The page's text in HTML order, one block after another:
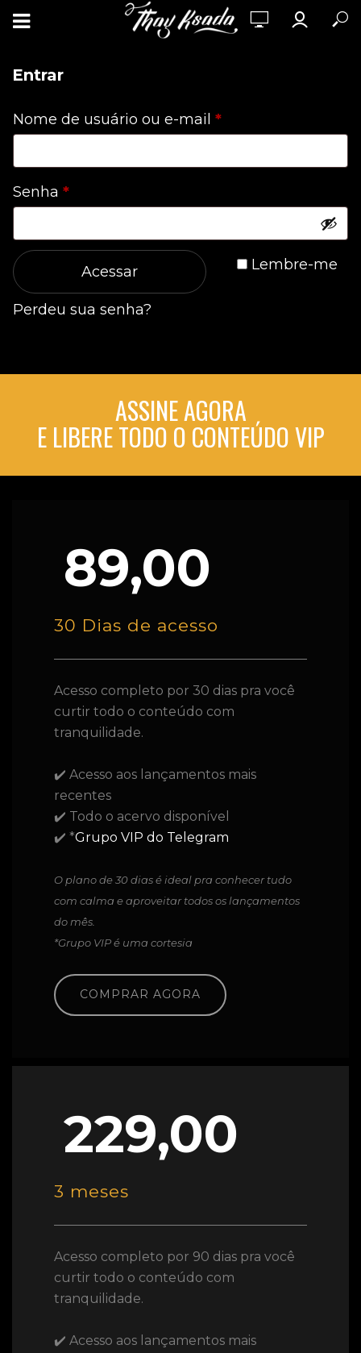
Entrar
Nome de usuário ou e-mail *Obrigatório
Senha *Obrigatório
Lembre-me
Acessar
Perdeu sua senha?
ASSINE AGORA
E LIBERE TODO O CONTEÚDO VIP
89,00
30 Dias de acesso
Acesso completo por 30 dias pra você
curtir todo o conteúdo com
tranquilidade.
✔️ Acesso aos lançamentos mais
recentes
✔️ Todo o acervo disponível
✔️ *Grupo VIP do Telegram
O plano de 30 dias é ideal pra conhecer tudo
com calma e aproveitar todos os lançamentos
do mês.
*Grupo VIP é uma cortesia
COMPRAR AGORA
229,00
3 meses
Acesso completo por 90 dias pra você
curtir todo o conteúdo com
tranquilidade.
✔️ Acesso aos lançamentos mais